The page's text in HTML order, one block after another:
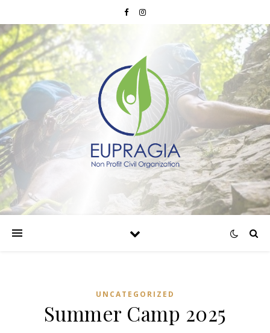
UNCATEGORIZED
Summer Camp 2025